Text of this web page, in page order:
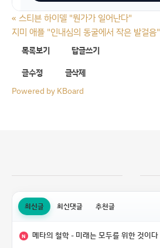
« 스티븐 하이델 "뭔가가 일어난다"
지미 애플 "인내심의 동굴에서 작은 발걸음"
목록보기
답글쓰기
글수정
글삭제
Powered by KBoard
최신글 최신댓글 추천글
N 메타의 철학 - 미래는 모두를 위한 것이다